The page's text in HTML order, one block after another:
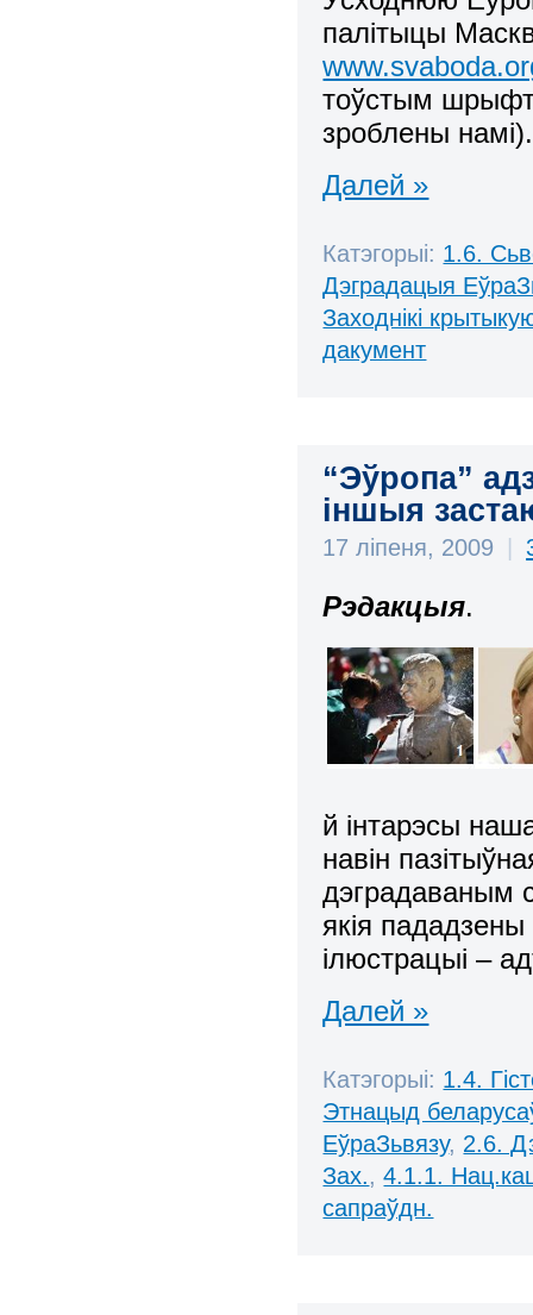
палітыцы
тоўстым
зроблены намі).
Далей »
Катэгорыі: 1.6.
Дэградацыя
Заходнікі
дакумент
“Эўропа”
іншыя
17 ліпеня, 2009
Рэдакцыя.
й інтарэсы
навін
дэградаваным
якія
ілюстрацыі –
Далей »
Катэгорыі: 1.4.
Этнацыд
ЕўраЗьвязу, 2.6.
Зах.,4.1.1.
сапраўдн.